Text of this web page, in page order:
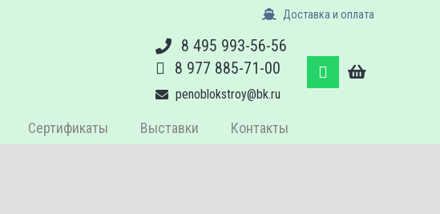
Доставка и оплата
8 495 993-56-56
8 977 885-71-00
penoblokstroy@bk.ru
Сертификаты Выставки Контакты